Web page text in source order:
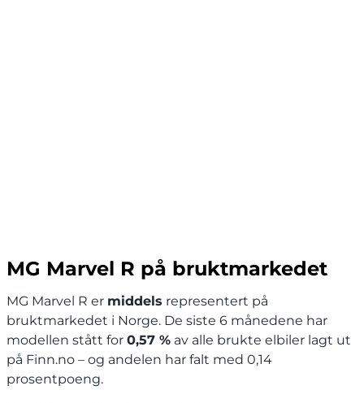
MG Marvel R på bruktmarkedet
MG Marvel R er middels representert på
bruktmarkedet i Norge. De siste 6 månedene har
modellen stått for 0,57 % av alle brukte elbiler lagt ut
på Finn.no – og andelen har falt med 0,14
prosentpoeng.